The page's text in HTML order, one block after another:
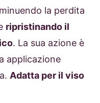
la perdita
ripristinando il
. La sua azione è
applicazione
Adatta per il viso